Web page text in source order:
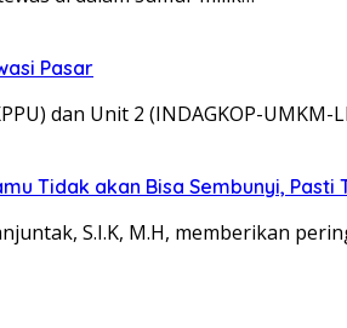
Pasar
dan Unit 2 (INDAGKOP-UMKM-
Tidak akan Bisa Sembunyi, Pasti
S.I.K, M.H, memberikan